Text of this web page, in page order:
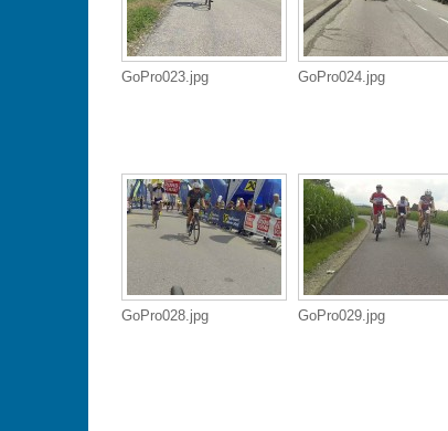
GoPro023.jpg GoPro024.jpg
GoPro028.jpg GoPro029.jpg